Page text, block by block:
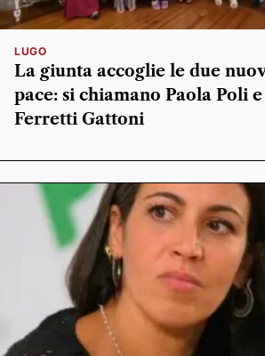
LUGO
La giunta accoglie le due
pace: si chiamano Paola Poli
Ferretti Gattoni